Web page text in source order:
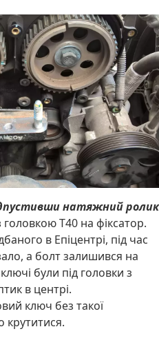
натяжний
Т40 на фіксатор.
в Епіцентрі, під час
а болт залишився на
були під головки з
в центрі.
ключ без такої
крутитися.